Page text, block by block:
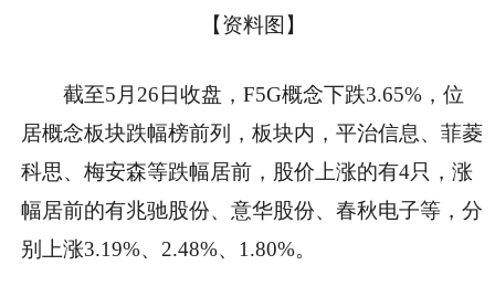
【资料图】
截至5月26日收盘，F5G概念下跌3.65%，位
居概念板块跌幅榜前列，板块内，平治信息、菲菱
科思、梅安森等跌幅居前，股价上涨的有4只，涨
幅居前的有兆驰股份、意华股份、春秋电子等，分
别上涨3.19%、2.48%、1.80%。